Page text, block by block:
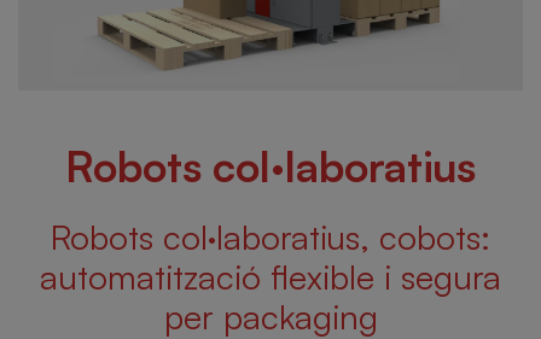
Robots col·laboratius
Robots col·laboratius, cobots:
automatització flexible i segura
per packaging